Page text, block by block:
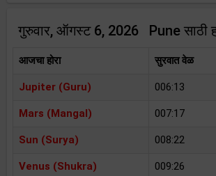
गुरुवार, ऑगस्ट 6, 2026 Pune साठी
आजचा होरा सुरवात वेळ
Jupiter (Guru) 006:13
Mars (Mangal) 007:17
Sun (Surya) 008:22
Venus (Shukra) 009:26